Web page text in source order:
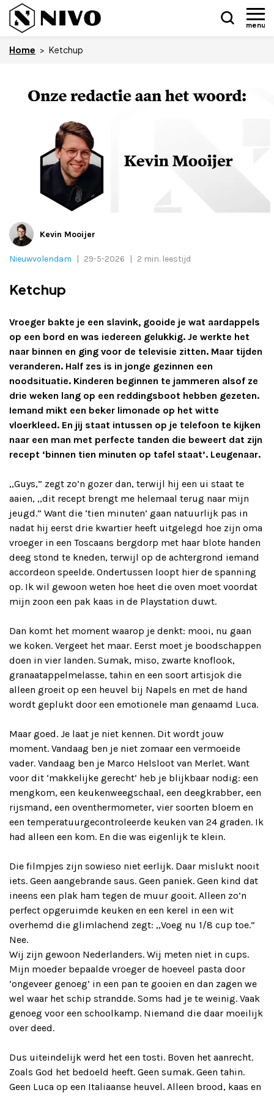
menu
Drukkerij NIVO
Zakelijk
Overledenen
Overige
Vacatures
Adverteren
Adreswijziging
Contact
Home > Ketchup
Kevin Mooijer
Nieuwvolendam | 29-5-2026 | 2 min. leestijd
Ketchup
Vroeger bakte je een slavink, gooide je wat aardappels
op een bord en was iedereen gelukkig. Je werkte het
naar binnen en ging voor de televisie zitten. Maar tijden
veranderen. Half zes is in jonge gezinnen een
noodsituatie. Kinderen beginnen te jammeren alsof ze
drie weken lang op een reddingsboot hebben gezeten.
Iemand mikt een beker limonade op het witte
vloerkleed. En jij staat intussen op je telefoon te kijken
naar een man met perfecte tanden die beweert dat zijn
recept ‘binnen tien minuten op tafel staat’. Leugenaar.
,,Guys,” zegt zo’n gozer dan, terwijl hij een ui staat te
aaien, ,,dit recept brengt me helemaal terug naar mijn
jeugd.” Want die ‘tien minuten’ gaan natuurlijk pas in
nadat hij eerst drie kwartier heeft uitgelegd hoe zijn oma
vroeger in een Toscaans bergdorp met haar blote handen
deeg stond te kneden, terwijl op de achtergrond iemand
accordeon speelde. Ondertussen loopt hier de spanning
op. Ik wil gewoon weten hoe heet die oven moet voordat
mijn zoon een pak kaas in de Playstation duwt.
Dan komt het moment waarop je denkt: mooi, nu gaan
we koken. Vergeet het maar. Eerst moet je boodschappen
doen in vier landen. Sumak, miso, zwarte knoflook,
granaatappelmelasse, tahin en een soort artisjok die
alleen groeit op een heuvel bij Napels en met de hand
wordt geplukt door een emotionele man genaamd Luca.
Maar goed. Je laat je niet kennen. Dit wordt jouw
moment. Vandaag ben je niet zomaar een vermoeide
vader. Vandaag ben je Marco Helsloot van Merlet. Want
voor dit ‘makkelijke gerecht’ heb je blijkbaar nodig: een
mengkom, een keukenweegschaal, een deegkrabber, een
rijsmand, een oventhermometer, vier soorten bloem en
een temperatuurgecontroleerde keuken van 24 graden. Ik
had alleen een kom. En die was eigenlijk te klein.
Die filmpjes zijn sowieso niet eerlijk. Daar mislukt nooit
iets. Geen aangebrande saus. Geen paniek. Geen kind dat
ineens een plak ham tegen de muur gooit. Alleen zo’n
perfect opgeruimde keuken en een kerel in een wit
overhemd die glimlachend zegt: ,,Voeg nu 1/8 cup toe.”
Nee.
Wij zijn gewoon Nederlanders. Wij meten niet in cups.
Mijn moeder bepaalde vroeger de hoeveel pasta door
‘ongeveer genoeg’ in een pan te gooien en dan zagen we
wel waar het schip strandde. Soms had je te weinig. Vaak
genoeg voor een schoolkamp. Niemand die daar moeilijk
over deed.
Dus uiteindelijk werd het een tosti. Boven het aanrecht.
Zoals God het bedoeld heeft. Geen sumak. Geen tahin.
Geen Luca op een Italiaanse heuvel. Alleen brood, kaas en